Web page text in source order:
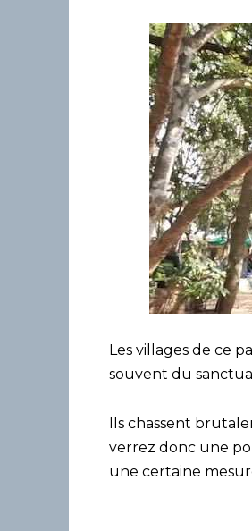
Les villages de ce
souvent du
Ils chassent
verrez donc une
une certaine